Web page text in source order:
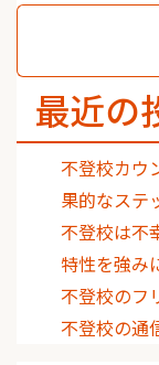
最近の
不登校カウ
果的なステ
不登校は不
特性を強み
不登校のフ
不登校の通